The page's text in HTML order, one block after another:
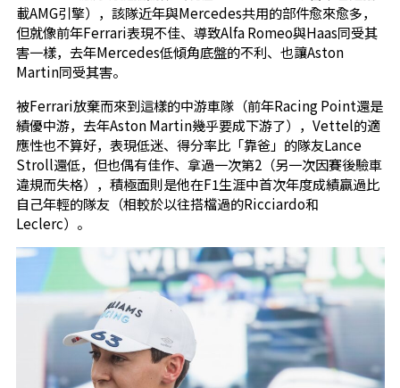
載AMG引擎），該隊近年與Mercedes共用的部件愈來愈多，
但就像前年Ferrari表現不佳、導致Alfa Romeo與Haas同受其
害一樣，去年Mercedes低傾角底盤的不利、也讓Aston
Martin同受其害。
被Ferrari放棄而來到這樣的中游車隊（前年Racing Point還是
績優中游，去年Aston Martin幾乎要成下游了），Vettel的適
應性也不算好，表現低迷、得分率比「靠爸」的隊友Lance
Stroll還低，但也偶有佳作、拿過一次第2（另一次因賽後驗車
違規而失格），積極面則是他在F1生涯中首次年度成績贏過比
自己年輕的隊友（相較於以往搭檔過的Ricciardo和
Leclerc）。